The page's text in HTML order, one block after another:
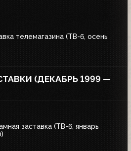
телемагазина (ТВ-6, осень
(ДЕКАБРЬ 1999 —
заставка (ТВ-6, январь